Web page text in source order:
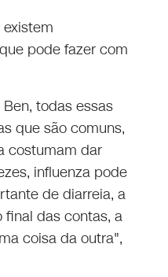
pode fazer com
todas essas
que são comuns,
costumam dar
influenza pode
de diarreia, a
final das contas, a
coisa da outra",